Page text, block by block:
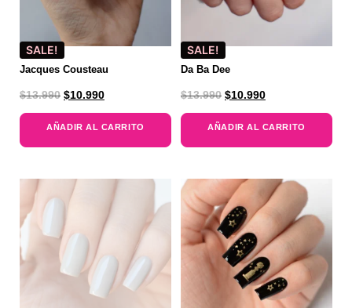
SALE!
Jacques Cousteau
$13.990 $10.990
AÑADIR AL CARRITO
SALE!
Da Ba Dee
$13.990 $10.990
AÑADIR AL CARRITO